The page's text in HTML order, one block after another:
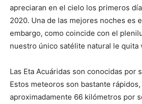
apreciaran en el cielo los primeros
2020. Una de las mejores noches es
embargo, como coincide con el
nuestro único satélite natural le quita
Las Eta Acuáridas son conocidas por
Estos meteoros son bastante
aproximadamente 66 kilómetros por